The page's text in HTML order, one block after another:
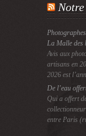
La Malle des
Avis aux
artisans en
2026 est
De l’eau
Qui a offert
entre Paris